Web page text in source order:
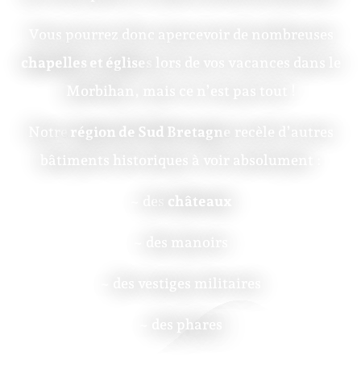
Vous pourrez donc apercevoir de nombreuses
chapelles et églises
Morbihan, mais ce n’est pas tout !
région de Sud Bretagne
châteaux
~ des phares